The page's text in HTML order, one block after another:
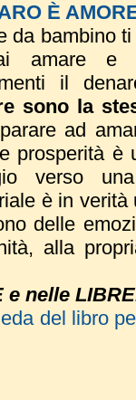
È
da bambino
amare e
il
sono la
ad
prosperità è
verso
è in verità
delle
alla
e nelle
del libro